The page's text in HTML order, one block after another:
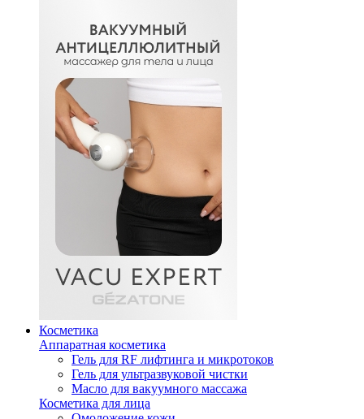
Косметика
Аппаратная косметика
Гель для RF лифтинга и микротоков
Гель для ультразвуковой чистки
Масло для вакуумного массажа
Косметика для лица